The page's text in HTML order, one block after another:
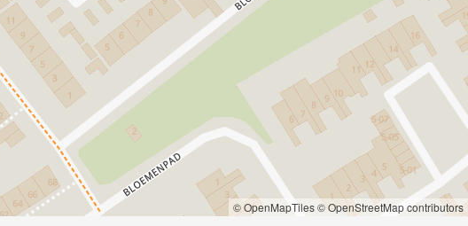
© OpenMapTiles© OpenStreetMap contributors